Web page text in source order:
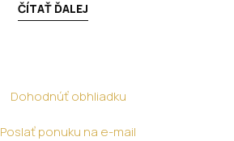
ČÍTAŤ ĎALEJ
Dohodnúť obhliadku
Poslať ponuku na e-mail